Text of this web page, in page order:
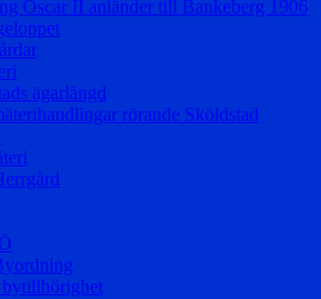
Oscar II anländer till Bankeberg 1906
ägarlängd
rörande Sköldstad
bytillhörighet